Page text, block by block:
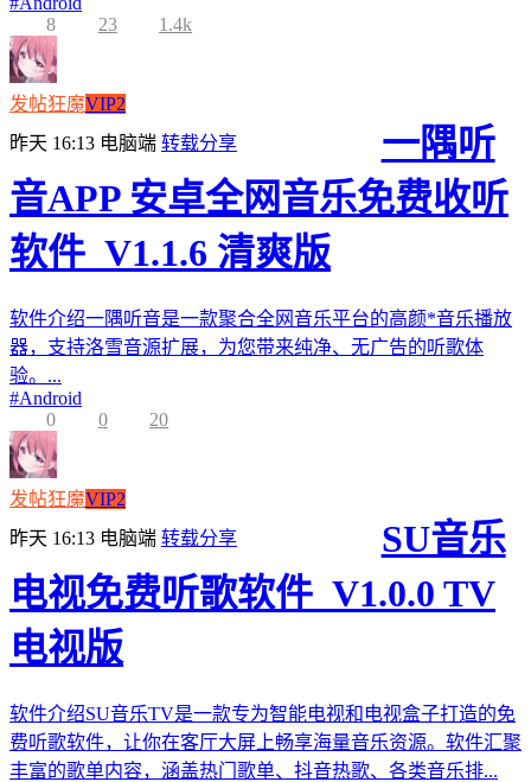
8
23 1.4k
发帖狂魔VIP2
昨天 16:13 电脑端 转载分享
一隅听
音APP 安卓全网音乐免费收听
软件_V1.1.6 清爽版
软件介绍一隅听音是一款聚合全网音乐平台的高颜*音乐播放
器，支持洛雪音源扩展，为您带来纯净、无广告的听歌体
验。...
#Android
0
0 20
发帖狂魔VIP2
昨天 16:13 电脑端 转载分享
SU音乐
电视免费听歌软件_V1.0.0 TV
电视版
软件介绍SU音乐TV是一款专为智能电视和电视盒子打造的免
费听歌软件，让你在客厅大屏上畅享海量音乐资源。软件汇聚
丰富的歌单内容，涵盖热门歌单、抖音热歌、各类音乐排...